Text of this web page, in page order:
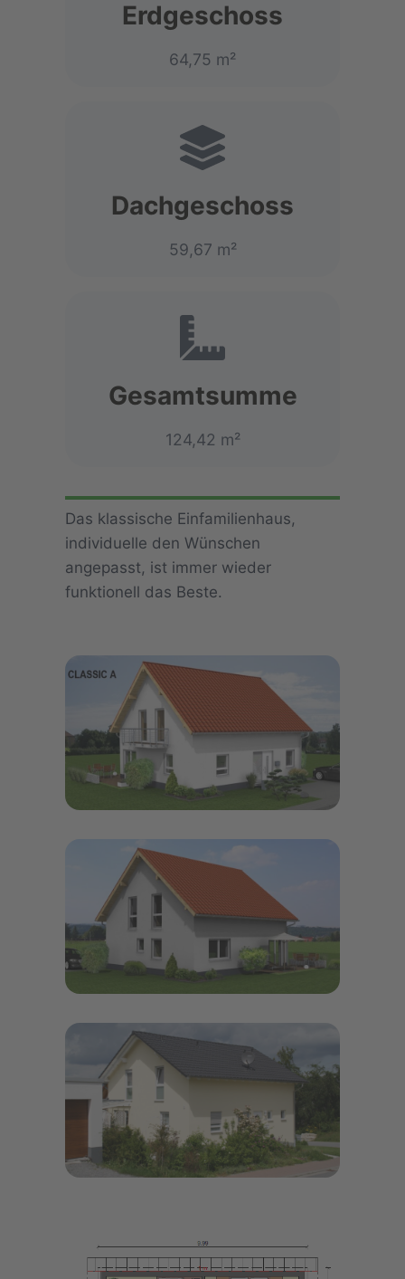
Erdgeschoss
64,75 m²
Dachgeschoss
59,67 m²
Gesamtsumme
124,42 m²
Das klassische Einfamilienhaus,
individuelle den Wünschen
angepasst, ist immer wieder
funktionell das Beste.